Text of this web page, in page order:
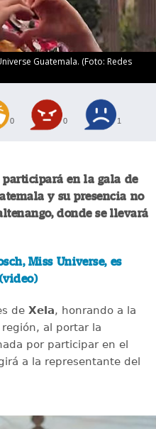
Guatemala. (Foto: Redes
0 0 1
participará en la gala de
y su presencia no
donde se llevará
Miss Universe, es
deXela, honrando a la
región, al portar la
por participar en el
a la representante del